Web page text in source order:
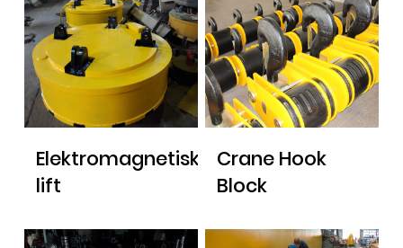
Elektromagnetisk
lift
Crane Hook
Block